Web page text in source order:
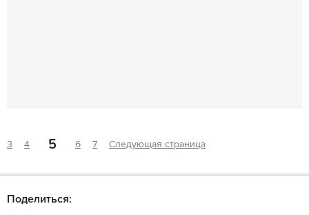
3 4 5 6 7 Следующая страница
Поделиться: